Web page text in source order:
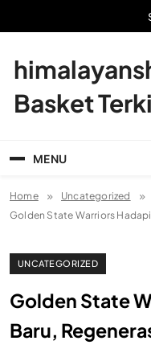
Basket
MENU
Home
Uncategorized
Golden State Warriors
UNCATEGORIZED
Golden State
Baru,